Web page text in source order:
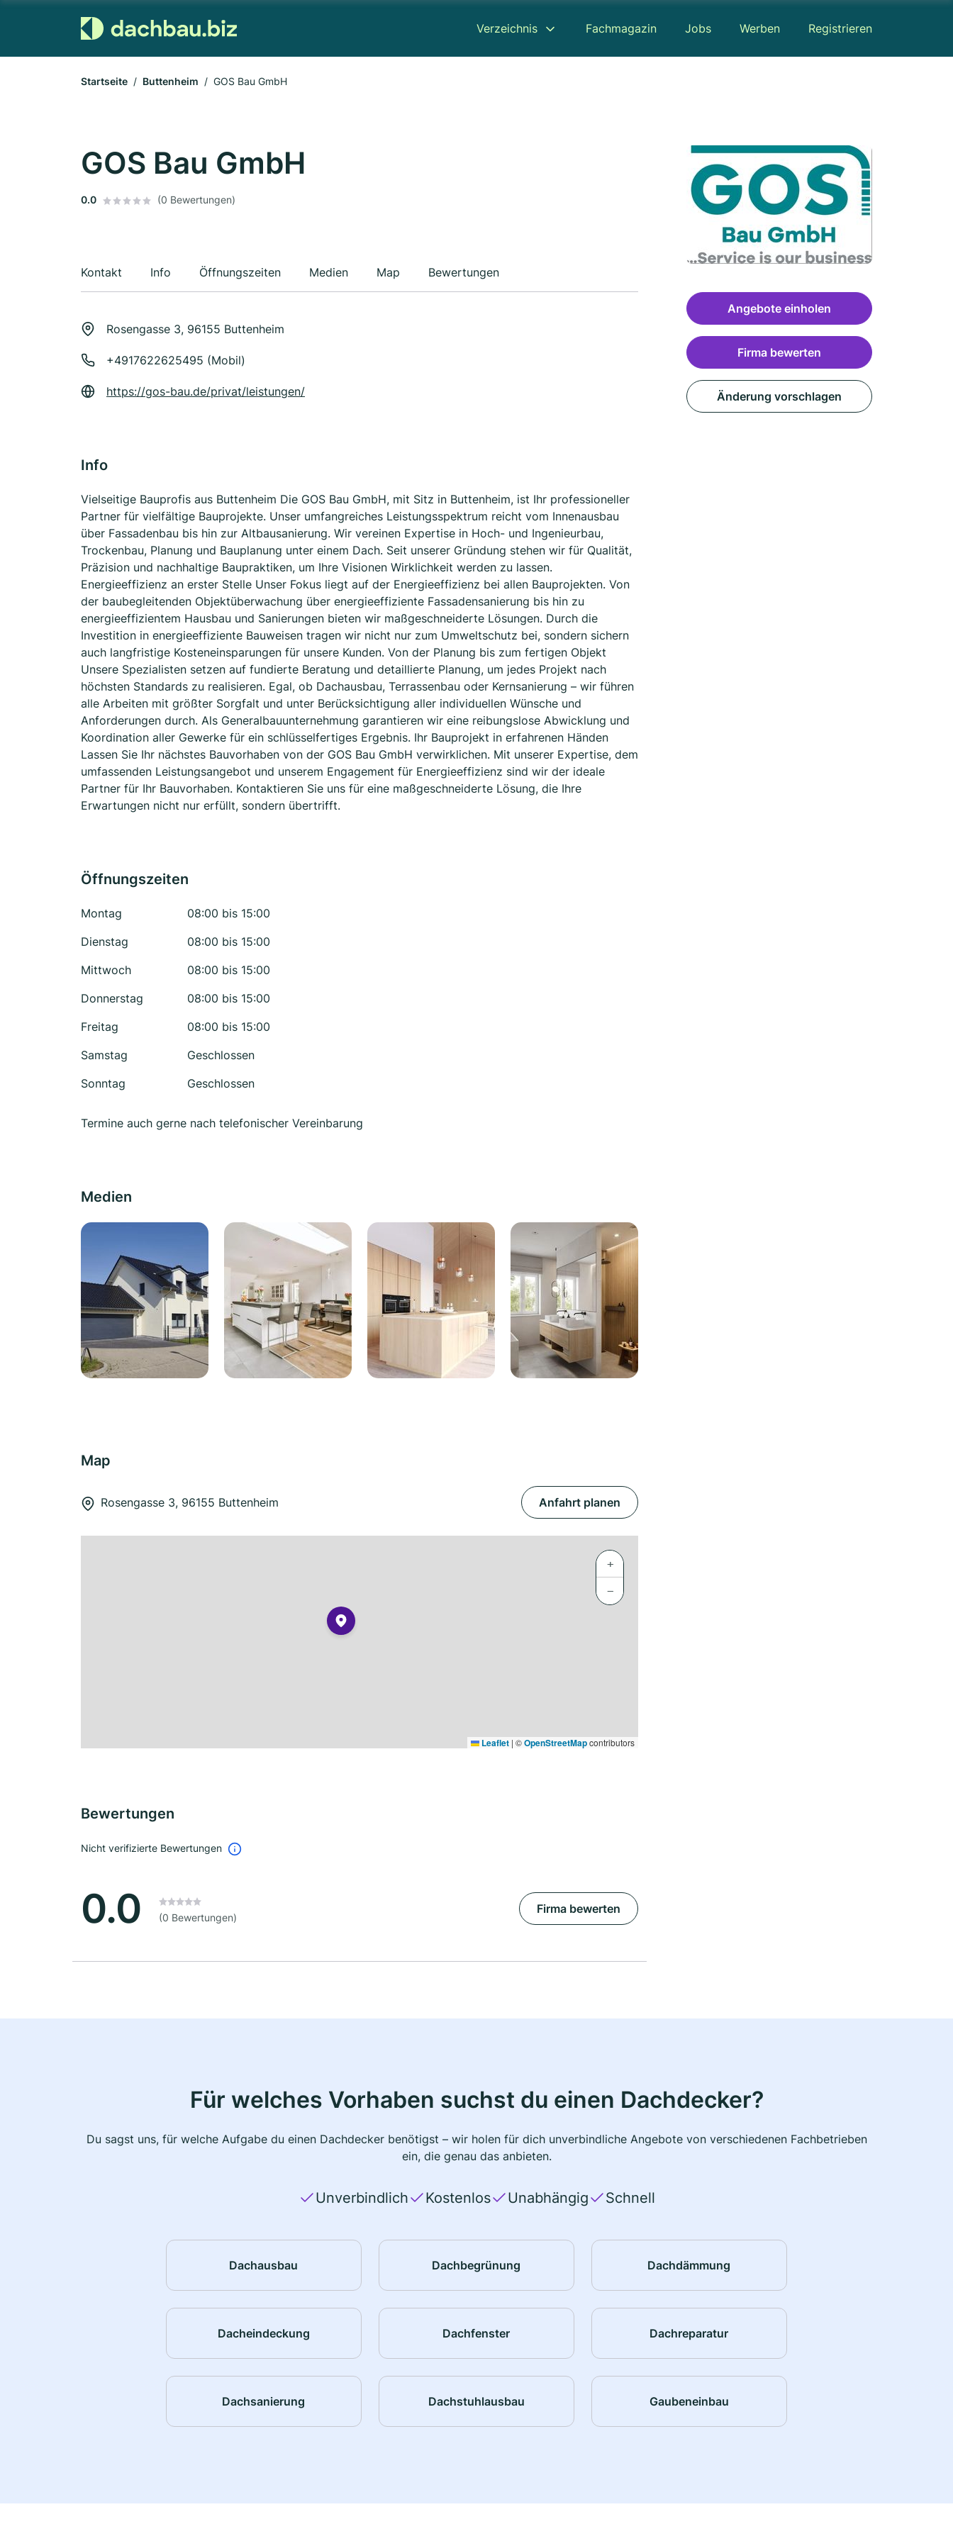
Verzeichnis Fachmagazin Jobs Werben Registrieren
Startseite Buttenheim GOS Bau GmbH
GOS Bau GmbH
0.0 (0 Bewertungen)
Kontakt Info Öffnungszeiten Medien Map Bewertungen
Rosengasse 3, 96155 Buttenheim
+4917622625495 (Mobil)
https://gos-bau.de/privat/leistungen/
Info
Vielseitige Bauprofis aus Buttenheim Die GOS Bau GmbH, mit Sitz in Buttenheim, ist Ihr professioneller
Partner für vielfältige Bauprojekte. Unser umfangreiches Leistungsspektrum reicht vom Innenausbau
über Fassadenbau bis hin zur Altbausanierung. Wir vereinen Expertise in Hoch- und Ingenieurbau,
Trockenbau, Planung und Bauplanung unter einem Dach. Seit unserer Gründung stehen wir für Qualität,
Präzision und nachhaltige Baupraktiken, um Ihre Visionen Wirklichkeit werden zu lassen.
Energieeffizienz an erster Stelle Unser Fokus liegt auf der Energieeffizienz bei allen Bauprojekten. Von
der baubegleitenden Objektüberwachung über energieeffiziente Fassadensanierung bis hin zu
energieeffizientem Hausbau und Sanierungen bieten wir maßgeschneiderte Lösungen. Durch die
Investition in energieeffiziente Bauweisen tragen wir nicht nur zum Umweltschutz bei, sondern sichern
auch langfristige Kosteneinsparungen für unsere Kunden. Von der Planung bis zum fertigen Objekt
Unsere Spezialisten setzen auf fundierte Beratung und detaillierte Planung, um jedes Projekt nach
höchsten Standards zu realisieren. Egal, ob Dachausbau, Terrassenbau oder Kernsanierung – wir führen
alle Arbeiten mit größter Sorgfalt und unter Berücksichtigung aller individuellen Wünsche und
Anforderungen durch. Als Generalbauunternehmung garantieren wir eine reibungslose Abwicklung und
Koordination aller Gewerke für ein schlüsselfertiges Ergebnis. Ihr Bauprojekt in erfahrenen Händen
Lassen Sie Ihr nächstes Bauvorhaben von der GOS Bau GmbH verwirklichen. Mit unserer Expertise, dem
umfassenden Leistungsangebot und unserem Engagement für Energieeffizienz sind wir der ideale
Partner für Ihr Bauvorhaben. Kontaktieren Sie uns für eine maßgeschneiderte Lösung, die Ihre
Erwartungen nicht nur erfüllt, sondern übertrifft.
Öffnungszeiten
Montag
08:00 bis 15:00
Dienstag
08:00 bis 15:00
Mittwoch
08:00 bis 15:00
Donnerstag
08:00 bis 15:00
Freitag
08:00 bis 15:00
Samstag
Geschlossen
Sonntag
Geschlossen
Termine auch gerne nach telefonischer Vereinbarung
Medien
Map
Rosengasse 3, 96155 Buttenheim Anfahrt planen
+
−
Leaflet | ©OpenStreetMapcontributors
Bewertungen
Nicht verifizierte Bewertungen
0.0 (0 Bewertungen)
Firma bewerten
Angebote einholen
Firma bewerten
Änderung vorschlagen
Für welches Vorhaben suchst du einen Dachdecker?
Du sagst uns, für welche Aufgabe du einen Dachdecker benötigst – wir holen für dich unverbindliche Angebote von verschiedenen Fachbetrieben
ein, die genau das anbieten.
Unverbindlich Kostenlos Unabhängig Schnell
Dachausbau Dachbegrünung Dachdämmung
Dacheindeckung Dachfenster Dachreparatur
Dachsanierung Dachstuhlausbau Gaubeneinbau